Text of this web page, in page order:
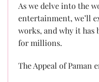
As we delve into the
entertainment, we’ll
works, and why it has
for millions.
The Appeal of Paman